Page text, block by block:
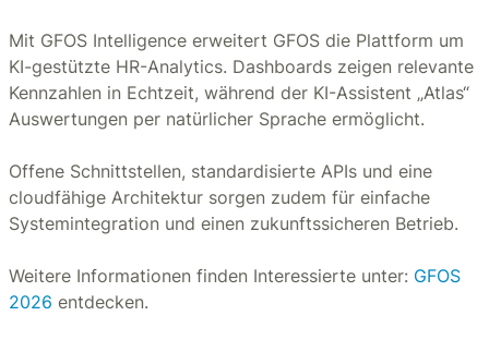
Mit GFOS Intelligence erweitert GFOS die Plattform um
KI-gestützte HR-Analytics. Dashboards zeigen relevante
Kennzahlen in Echtzeit, während der KI-Assistent „Atlas“
Auswertungen per natürlicher Sprache ermöglicht.
Offene Schnittstellen, standardisierte APIs und eine
cloudfähige Architektur sorgen zudem für einfache
Systemintegration und einen zukunftssicheren Betrieb.
Weitere Informationen finden Interessierte unter: GFOS
2026 entdecken.